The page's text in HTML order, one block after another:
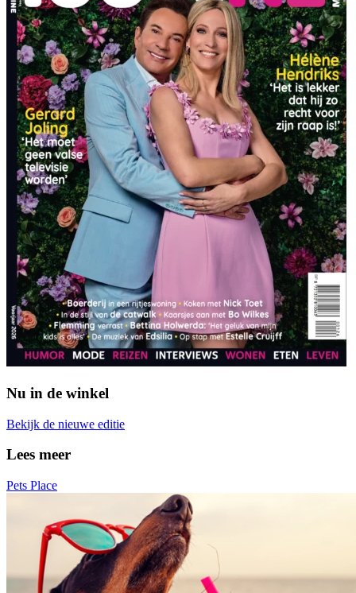
Nu in de winkel
Bekijk de nieuwe editie
Lees meer
Pets Place